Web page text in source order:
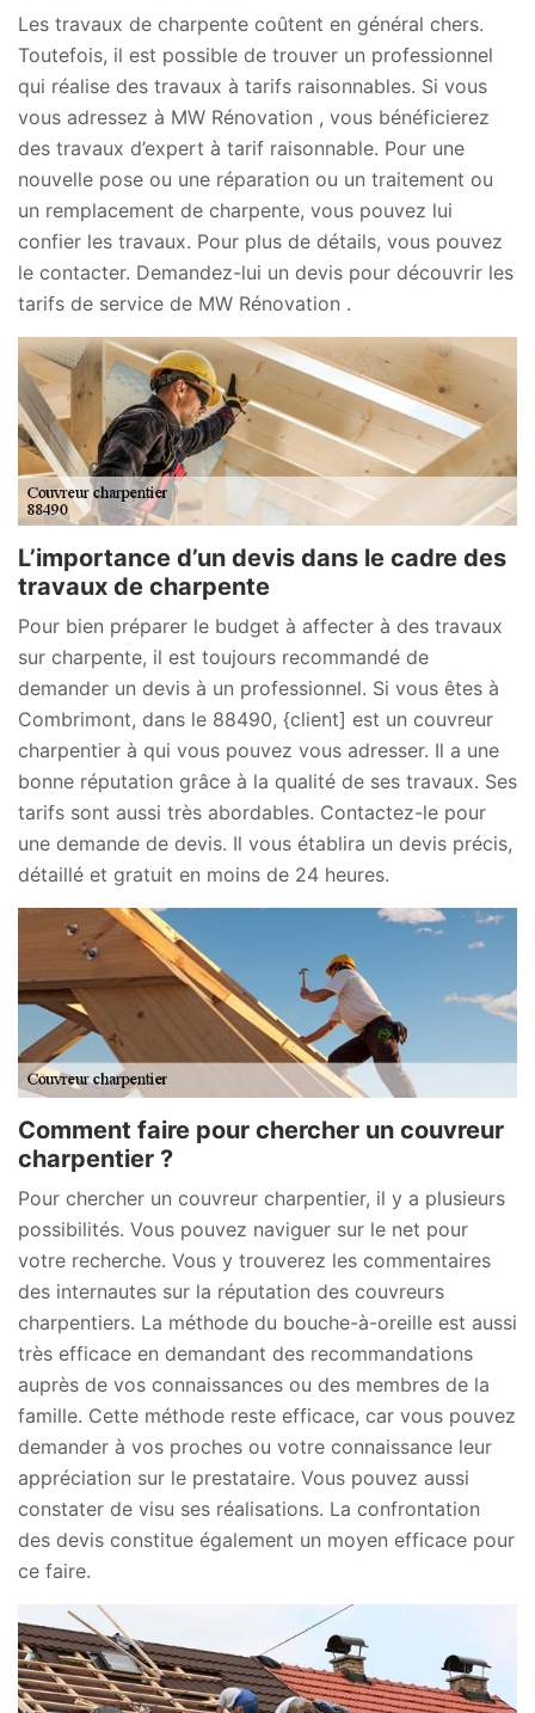
Les travaux de charpente coûtent en général chers.
Toutefois, il est possible de trouver un professionnel
qui réalise des travaux à tarifs raisonnables. Si vous
vous adressez à MW Rénovation , vous bénéficierez
des travaux d’expert à tarif raisonnable. Pour une
nouvelle pose ou une réparation ou un traitement ou
un remplacement de charpente, vous pouvez lui
confier les travaux. Pour plus de détails, vous pouvez
le contacter. Demandez-lui un devis pour découvrir les
tarifs de service de MW Rénovation .
L’importance d’un devis dans le cadre des
travaux de charpente
Pour bien préparer le budget à affecter à des travaux
sur charpente, il est toujours recommandé de
demander un devis à un professionnel. Si vous êtes à
Combrimont, dans le 88490, {client] est un couvreur
charpentier à qui vous pouvez vous adresser. Il a une
bonne réputation grâce à la qualité de ses travaux. Ses
tarifs sont aussi très abordables. Contactez-le pour
une demande de devis. Il vous établira un devis précis,
détaillé et gratuit en moins de 24 heures.
Comment faire pour chercher un couvreur
charpentier ?
Pour chercher un couvreur charpentier, il y a plusieurs
possibilités. Vous pouvez naviguer sur le net pour
votre recherche. Vous y trouverez les commentaires
des internautes sur la réputation des couvreurs
charpentiers. La méthode du bouche-à-oreille est aussi
très efficace en demandant des recommandations
auprès de vos connaissances ou des membres de la
famille. Cette méthode reste efficace, car vous pouvez
demander à vos proches ou votre connaissance leur
appréciation sur le prestataire. Vous pouvez aussi
constater de visu ses réalisations. La confrontation
des devis constitue également un moyen efficace pour
ce faire.